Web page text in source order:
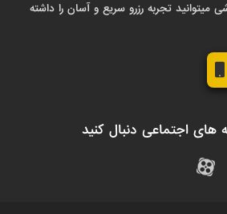
میتوانید تجربه رزرو سریع و آسان را داشته
های اجتماعی دنبال کنید